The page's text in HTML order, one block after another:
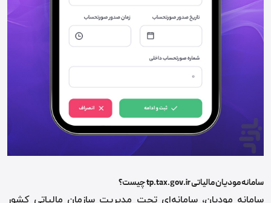
سامانه مودیان مالیاتیtp.tax.gov.irچیست؟